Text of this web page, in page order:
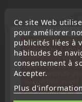
Ce site Web
pour améliorer
publicités liées à
habitudes de
consentement à
Accepter.
Plus
« Attention, notre
10 aout au 1
commandes sont
le service
télécommande
compréhension»